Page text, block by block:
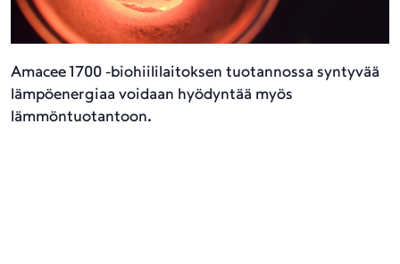
Amacee 1700 -biohiililaitoksen tuotannossa syntyvää
lämpöenergiaa voidaan hyödyntää myös
lämmöntuotantoon.